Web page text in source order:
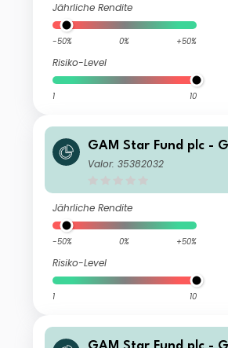
Jährliche Rendite
-50% 0% +50%
Risiko-Level
1 10
GAM Star Fund plc -
al Cautious Selling
Valor: 35382032
Jährliche Rendite
-50% 0% +50%
Risiko-Level
1 10